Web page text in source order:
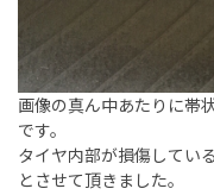
画像の真ん中あたりに帯
です。
タイヤ内部が損傷してい
とさせて頂きました。